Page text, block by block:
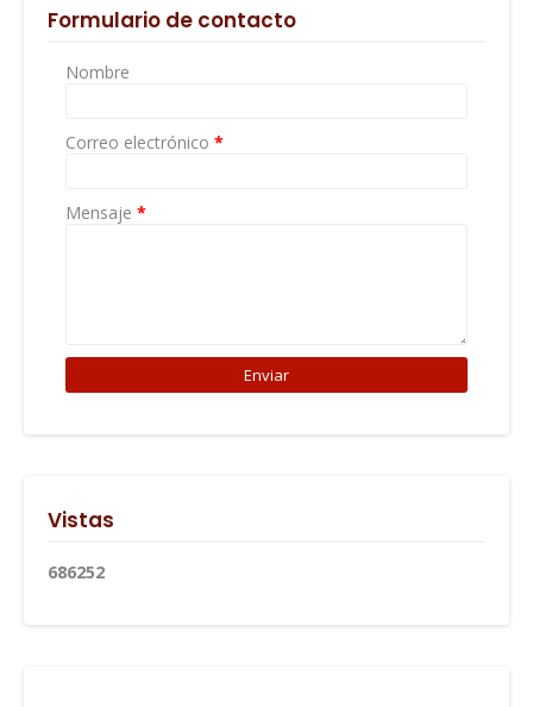
Formulario de contacto
Nombre
Correo electrónico *
Mensaje *
Vistas
686252